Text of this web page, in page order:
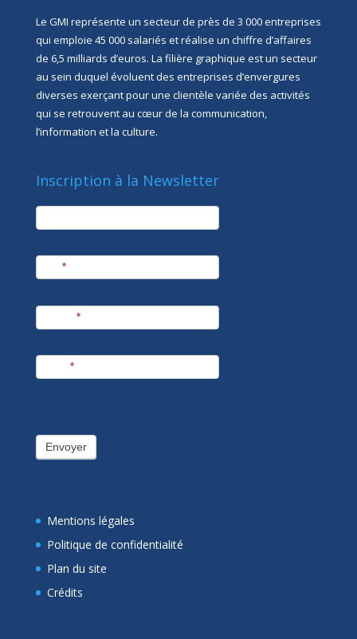
Le GMI représente un secteur de près de 3 000 entreprises
qui emploie 45 000 salariés et réalise un chiffre d’affaires
de 6,5 milliards d’euros. La filière graphique est un secteur
au sein duquel évoluent des entreprises d’envergures
diverses exerçant pour une clientèle variée des activités
qui se retrouvent au cœur de la communication,
l’information et la culture.
Inscription à la Newsletter
newsletter
*
*
*
Envoyer
Mentions légales
Politique de confidentialité
Plan du site
Crédits